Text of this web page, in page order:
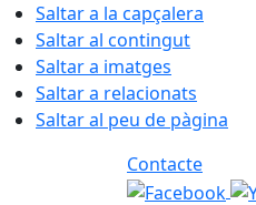
Saltar a la capçalera
Saltar al contingut
Saltar a imatges
Saltar a relacionats
Saltar al peu de pàgina
Contacte